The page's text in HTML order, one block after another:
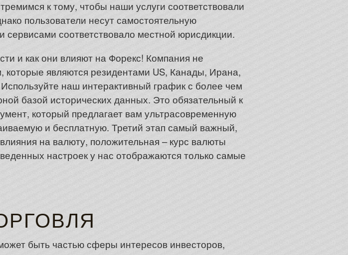
к тому, чтобы наши услуги соответствовали
пользователи несут самостоятельную
сервисами соответствовало местной юрисдикции.
и как они влияют на Форекс! Компания не
которые являются резидентами US, Канады, Ирана,
наш интерактивный график с более чем
базой исторических данных. Это обязательный к
который предлагает вам ультрасовременную
и бесплатную. Третий этап самый важный,
на валюту, положительная – курс валюты
настроек у нас отображаются только самые
быть частью сферы интересов инвесторов,